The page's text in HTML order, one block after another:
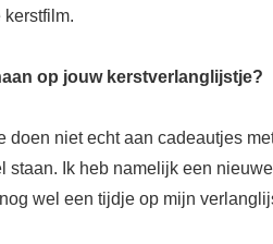
kerstfilm.
op jouw kerstverlanglijstje?
doen niet echt aan cadeautjes
staan. Ik heb namelijk een
wel een tijdje op mijn